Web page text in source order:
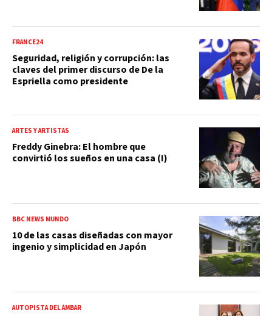
FRANCE24
Seguridad, religión y corrupción: las
claves del primer discurso de De la
Espriella como presidente
ARTES Y ARTISTAS
Freddy Ginebra: El hombre que
convirtió los sueños en una casa (I)
BBC NEWS MUNDO
10 de las casas diseñadas con mayor
ingenio y simplicidad en Japón
AUTOPISTA DEL ÁMBAR